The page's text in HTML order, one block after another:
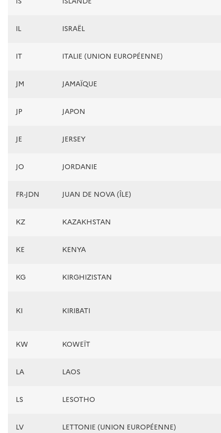
IL ISRAËL
IT ITALIE (UNION EUROPÉENNE)
JM JAMAÏQUE
JP JAPON
JE JERSEY
JO JORDANIE
FR-JDN JUAN DE NOVA (ÎLE)
KZ KAZAKHSTAN
KE KENYA
KG KIRGHIZISTAN
KI KIRIBATI
KW KOWEÏT
LA LAOS
LS LESOTHO
LV LETTONIE (UNION EUROPÉENNE)